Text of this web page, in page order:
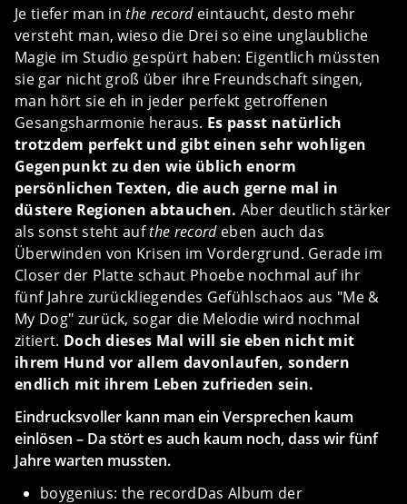
Je tiefer man in the recordeintaucht, desto mehr
versteht man, wieso die Drei so eine unglaubliche
Magie im Studio gespürt haben: Eigentlich müssten
sie gar nicht groß über ihre Freundschaft singen,
man hört sie eh in jeder perfekt getroffenen
Gesangsharmonie heraus. Es passt natürlich
trotzdem perfekt und gibt einen sehr wohligen
Gegenpunkt zu den wie üblich enorm
persönlichen Texten, die auch gerne mal in
düstere Regionen abtauchen. Aber deutlich stärker
als sonst steht aufthe recordeben auch das
Überwinden von Krisen im Vordergrund. Gerade im
Closer der Platte schaut Phoebe nochmal auf ihr
fünf Jahre zurückliegendes Gefühlschaos aus "Me &
My Dog" zurück, sogar die Melodie wird nochmal
zitiert. Doch dieses Mal will sie eben nicht mit
ihrem Hund vor allem davonlaufen, sondern
endlich mit ihrem Leben zufrieden sein.
Eindrucksvoller kann man ein Versprechen kaum
einlösen – Da stört es auch kaum noch, dass wir fünf
Jahre warten mussten.
boygenius: the recordDas Album der